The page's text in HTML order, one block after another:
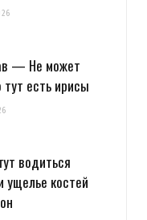
— Не может
тут есть ирисы
водиться
ущелье костей